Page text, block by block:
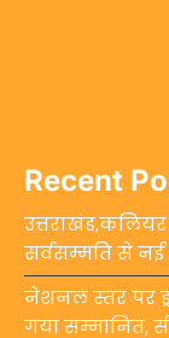
Recent
सर्वसम्मति से
नेशनल स्तर पर
गया सम्मानित,